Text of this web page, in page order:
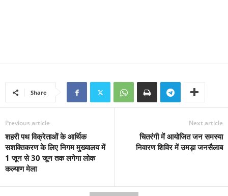
Share
Previous article
शहरी पथ विक्रेताओं के आर्थिक
सशक्तिकरण के लिए निगम मुख्यालय में
1 जून से 30 जून तक लगेगा लोक
कल्याण मेला
Next article
चितरंगी में आयोजित जन समस्या
निवारण शिविर में उमड़ा जनसैलाब